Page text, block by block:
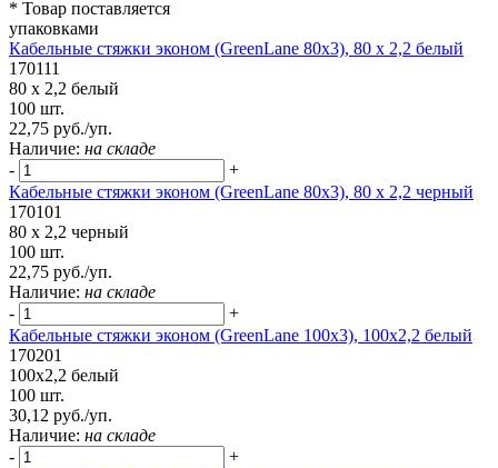
* Товар поставляется
упаковками
Кабельные стяжки эконом (GreenLane 80х3), 80 х 2,2 белый
170111
80 х 2,2 белый
100 шт.
22,75 руб./уп.
Наличие: на складе
-
+
Кабельные стяжки эконом (GreenLane 80x3), 80 x 2,2 черный
170101
80 x 2,2 черный
100 шт.
22,75 руб./уп.
Наличие: на складе
-
+
Кабельные стяжки эконом (GreenLane 100х3), 100х2,2 белый
170201
100х2,2 белый
100 шт.
30,12 руб./уп.
Наличие: на складе
-
+